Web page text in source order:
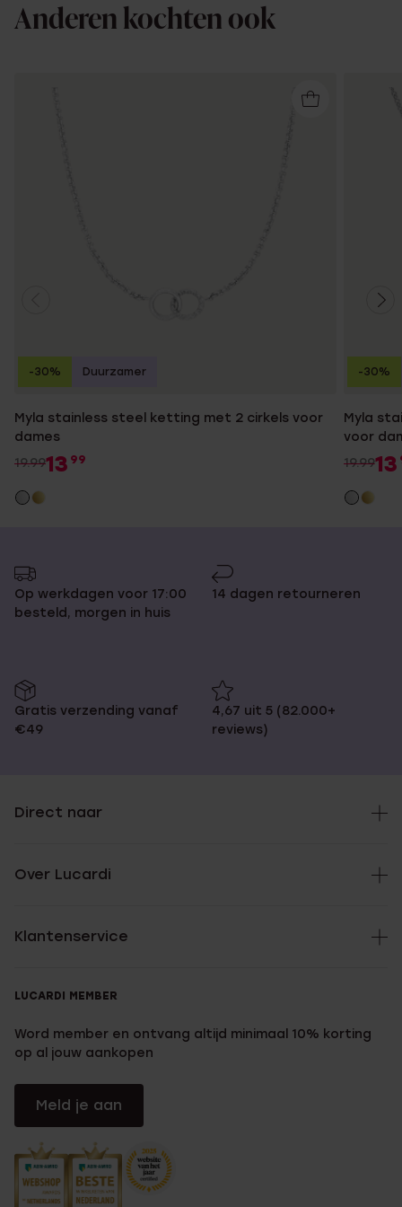
Anderen kochten ook
Myla stainless steel ketting met 2 cirkels voor
dames
19.9913 99
-30% Duurzamer
Myla
voor
19.9913
-30%
Op werkdagen voor 17:00
besteld, morgen in huis
14 dagen retourneren
Gratis verzending vanaf
€49
4,67 uit 5 (82.000+
reviews)
Direct naar
Over Lucardi
Klantenservice
LUCARDI MEMBER
Word member en ontvang altijd minimaal 10% korting
op al jouw aankopen
Meld je aan